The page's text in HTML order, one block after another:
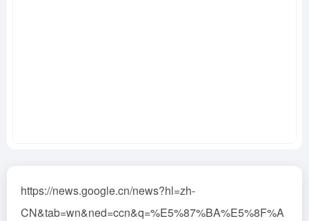
https://news.google.cn/news?hl=zh-
CN&tab=wn&ned=ccn&q=%E5%87%BA%E5%8F%A